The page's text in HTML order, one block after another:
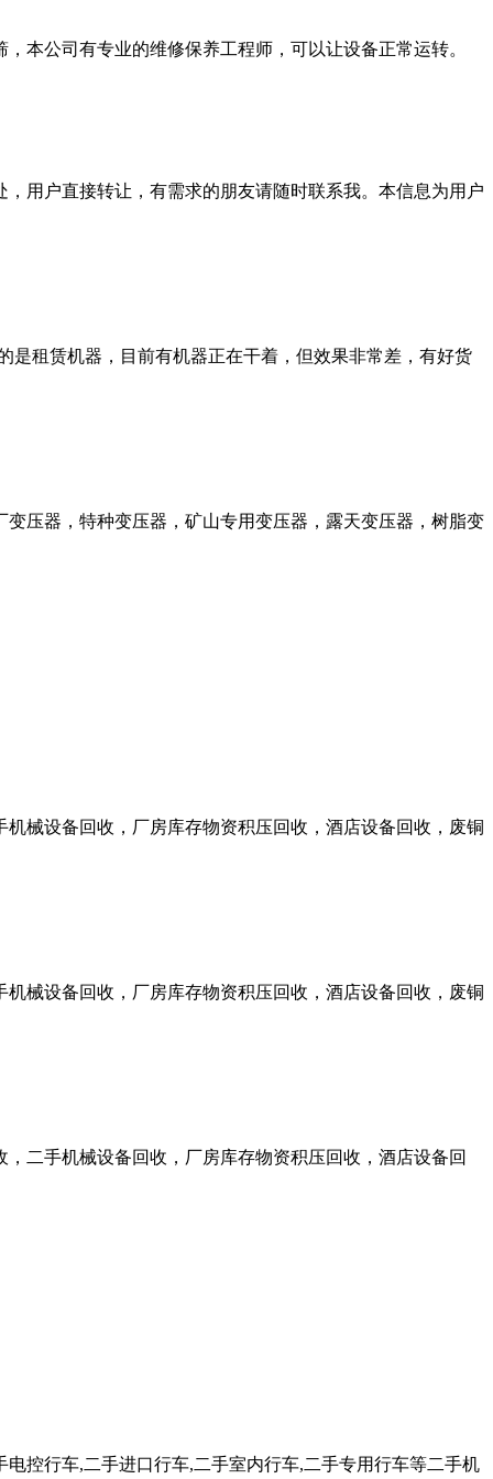
本公司有专业的维修保养工程师，可以让设备正常运转。
用户直接转让，有需求的朋友请随时联系我。本信息为用户
是租赁机器，目前有机器正在干着，但效果非常差，有好货
压器，特种变压器，矿山专用变压器，露天变压器，树脂变
械设备回收，厂房库存物资积压回收，酒店设备回收，废铜
械设备回收，厂房库存物资积压回收，酒店设备回收，废铜
二手机械设备回收，厂房库存物资积压回收，酒店设备回
控行车,二手进口行车,二手室内行车,二手专用行车等二手机